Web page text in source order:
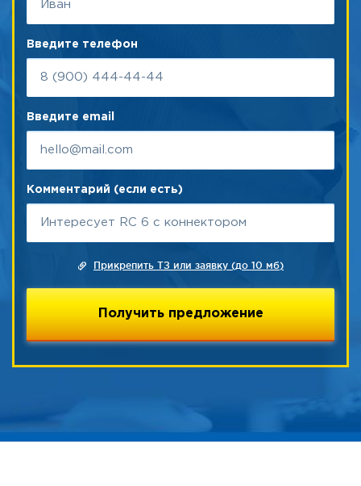
Введите телефон
Введите email
Комментарий (если есть)
Прикрепить ТЗ или заявку (до 10 мб)